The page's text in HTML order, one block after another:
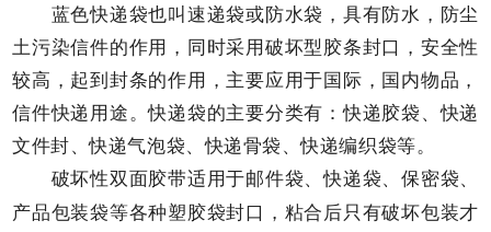
蓝色快递袋也叫速递袋或防水袋，具有防水，防尘
土污染信件的作用，同时采用破坏型胶条封口，安全性
较高，起到封条的作用，主要应用于国际，国内物品，
信件快递用途。快递袋的主要分类有：快递胶袋、快递
文件封、快递气泡袋、快递骨袋、快递编织袋等。
破坏性双面胶带适用于邮件袋、快递袋、保密袋、
产品包装袋等各种塑胶袋封口，粘合后只有破坏包装才